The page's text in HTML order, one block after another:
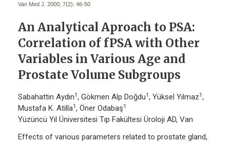
Van Med J. 2000; 7(2): 46-50
An Analytical Aproach to PSA:
Correlation of fPSA with Other
Variables in Various Age and
Prostate Volume Subgroups
Sabahattin Aydın1, Gökmen Alp Doğdu1, Yüksel Yılmaz1,
Mustafa K. Atilla1, Öner Odabaş1
Yüzüncü Yıl Üniversitesi Tıp Fakültesi Üroloji AD, Van
Effects of various parameters related to prostate gland,